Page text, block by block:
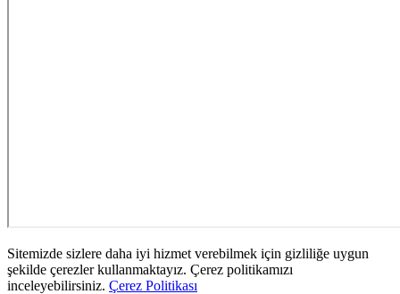
Sitemizde sizlere daha iyi hizmet verebilmek için gizliliğe uygun
şekilde çerezler kullanmaktayız. Çerez politikamızı
inceleyebilirsiniz. Çerez Politikası